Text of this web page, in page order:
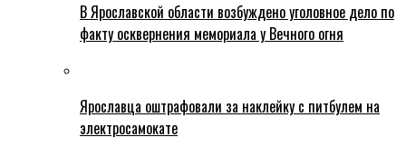
В Ярославской области возбуждено уголовное дело по
факту осквернения мемориала у Вечного огня
Ярославца оштрафовали за наклейку с питбулем на
электросамокате